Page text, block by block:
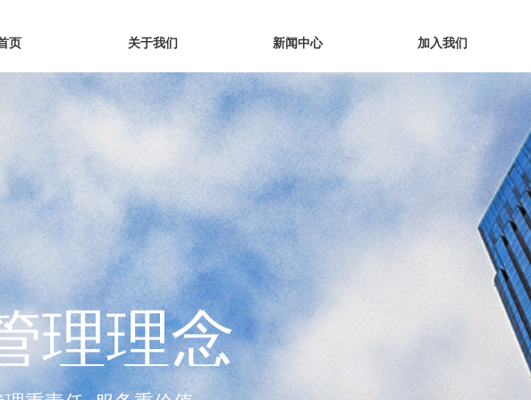
页 关于我们 新闻中心 加入我们
野